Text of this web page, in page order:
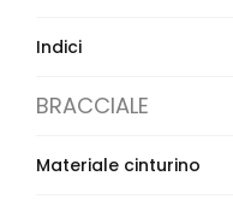
Indici
BRACCIALE
Materiale cinturino